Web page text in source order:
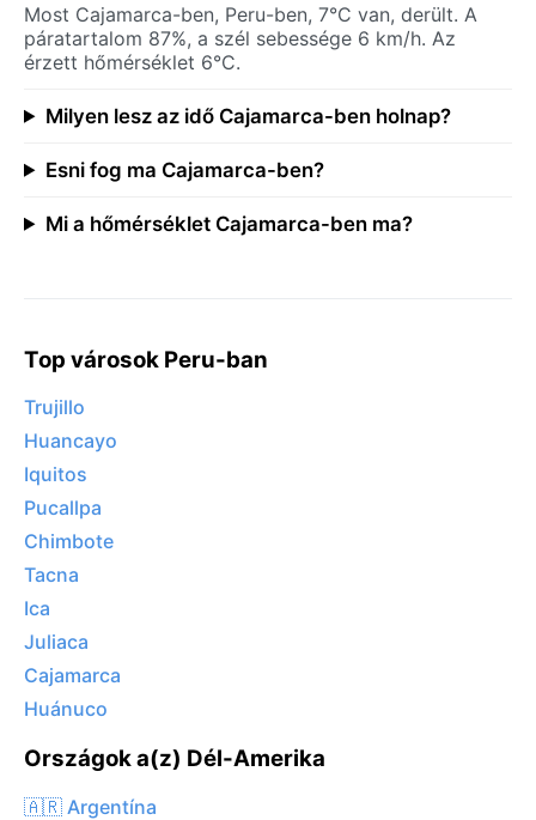
Most Cajamarca-ben, Peru-ben, 7°C van, derült. A
páratartalom 87%, a szél sebessége 6 km/h. Az
érzett hőmérséklet 6°C.
Milyen lesz az idő Cajamarca-ben holnap?
Esni fog ma Cajamarca-ben?
Mi a hőmérséklet Cajamarca-ben ma?
Top városok Peru-ban
Trujillo
Huancayo
Iquitos
Pucallpa
Chimbote
Tacna
Ica
Juliaca
Cajamarca
Huánuco
Országok a(z) Dél-Amerika
🇦🇷 Argentína